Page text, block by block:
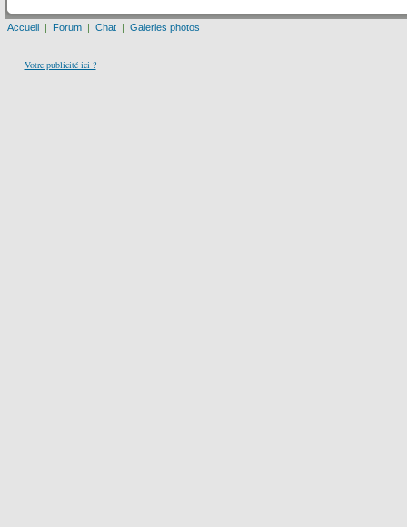
Accueil | Forum | Chat | Galeries photos
Votre publicité ici ?